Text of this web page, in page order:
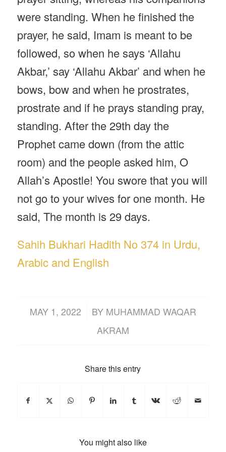
were standing. When he finished the
prayer, he said, Imam is meant to be
followed, so when he says ‘Allahu
Akbar,’ say ‘Allahu Akbar’ and when he
bows, bow and when he prostrates,
prostrate and if he prays standing pray,
standing. After the 29th day the
Prophet came down (from the attic
room) and the people asked him, O
Allah’s Apostle! You swore that you will
not go to your wives for one month. He
said, The month is 29 days.
Sahih Bukhari Hadith No 374 in Urdu,
Arabic and English
MAY 1, 2022
/ BY MUHAMMAD WAQAR
AKRAM
Share this entry
You might also like